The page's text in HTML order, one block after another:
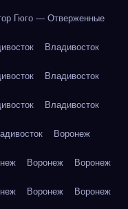
Гюго — Отверженные
Владивосток
Владивосток
Владивосток
Воронеж
Воронеж Воронеж
Воронеж Воронеж